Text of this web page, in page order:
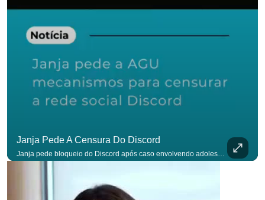
Janja Pede A Censura Do Discord
Janja pede bloqueio do Discord após caso envolvendo adolescente: “Precisamos tirar do ar”. #OAntagonista Se você busca informação com credibilidade, inscreva-se agora e ative o